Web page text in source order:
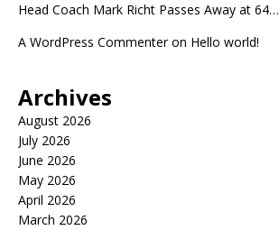
Head Coach Mark Richt Passes Away at 64…
A WordPress Commenteron Hello world!
Archives
August 2026
July 2026
June 2026
May 2026
April 2026
March 2026